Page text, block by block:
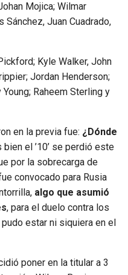
Mojica; Wilmar
Juan Cuadrado,
Kyle Walker, John
Jordan Henderson;
Raheem Sterling y
en la previa fue: ¿Dónde
bien el ’10’ se perdió este
por la sobrecarga de
convocado para Rusia
algo que asumió
, para el duelo contra los
estar ni siquiera en el
poner en la titular a 3